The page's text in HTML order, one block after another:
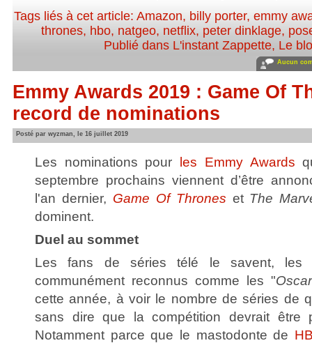
Tags liés à cet article:Amazon, billy porter,emmy
thrones, hbo, natgeo, netflix, peter dinklage,
Publié dans L'instant Zappette, Le
Aucun
Emmy Awards 2019 : Game Of
record de nominations
Posté par wyzman, le 16 juillet 2019
Les nominations pour les Emmy Awards
septembre prochains viennent d’être
l'an dernier, Game Of Thrones et The
dominent.
Duel au sommet
Les fans de séries télé le savent, les
communément reconnus comme les "
cette année, à voir le nombre de séries de
sans dire que la compétition devrait être
Notamment parce que le mastodonte de